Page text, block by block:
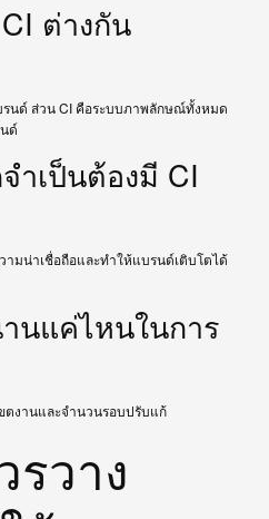
ต่างกัน
นด์ ส่วน CI คือระบบภาพลักษณ์ทั้งหมด
ด์
ำเป็นต้องมี CI
ามน่าเชื่อถือและทำให้แบรนด์เติบโตได้
นแค่ไหนในการ
งานและจำนวนรอบปรับแก้
วาง